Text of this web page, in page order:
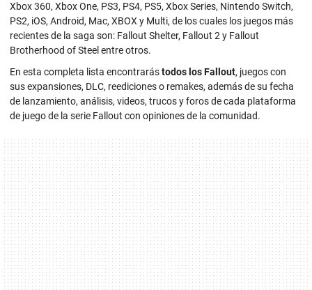
Xbox 360, Xbox One, PS3, PS4, PS5, Xbox Series, Nintendo Switch,
PS2, iOS, Android, Mac, XBOX y Multi, de los cuales los juegos más
recientes de la saga son: Fallout Shelter, Fallout 2 y Fallout
Brotherhood of Steel entre otros.
En esta completa lista encontrarástodos los Fallout, juegos con
sus expansiones, DLC, reediciones o remakes, además de su fecha
de lanzamiento, análisis, videos, trucos y foros de cada plataforma
de juego de la serie Fallout con opiniones de la comunidad.